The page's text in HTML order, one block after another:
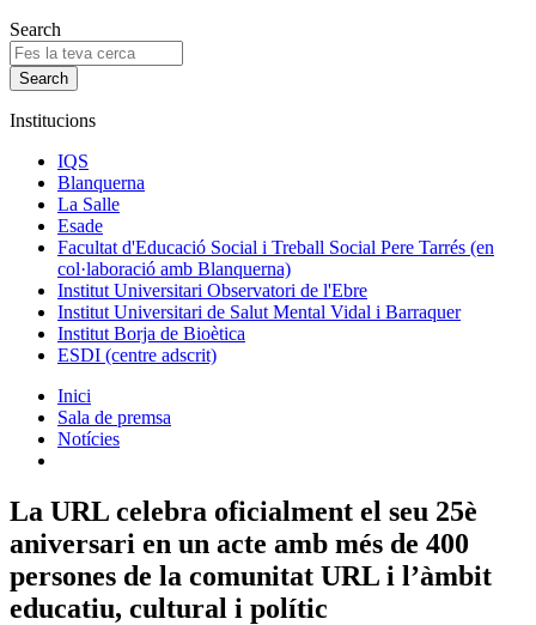
Search
Institucions
IQS
Blanquerna
La Salle
Esade
Facultat d'Educació Social i Treball Social Pere Tarrés (en
col·laboració amb Blanquerna)
Institut Universitari Observatori de l'Ebre
Institut Universitari de Salut Mental Vidal i Barraquer
Institut Borja de Bioètica
ESDI (centre adscrit)
Inici
Sala de premsa
Notícies
La URL celebra oficialment el seu 25è
aniversari en un acte amb més de 400
persones de la comunitat URL i l’àmbit
educatiu, cultural i polític